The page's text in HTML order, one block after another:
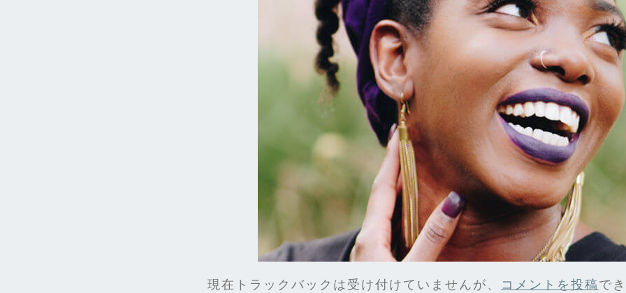
現在トラックバックは受け付けていませんが、 コメントを投稿で